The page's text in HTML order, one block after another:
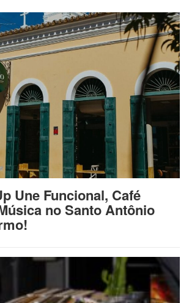
Une Funcional, Café
no Santo Antônio